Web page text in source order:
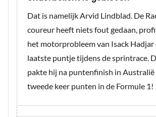
Dat is namelijk Arvid Lindblad. De
coureur heeft niets fout gedaan,
het motorprobleem van Isack Hadjar
laatste puntje tijdens de sprintrace.
pakte hij na puntenfinish in Australië
tweede keer punten in de Formule 1!